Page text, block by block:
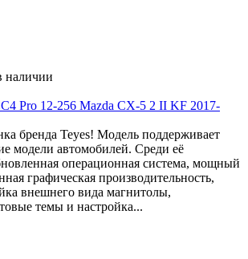
наличии
Pro 12-256 Mazda CX-5 2 II KF 2017-
бренда Teyes! Модель поддерживает
модели автомобилей. Среди её
операционная система, мощный
графическая производительность,
внешнего вида магнитолы,
темы и настройка...